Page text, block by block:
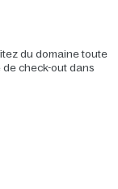
du domaine toute
check-out dans